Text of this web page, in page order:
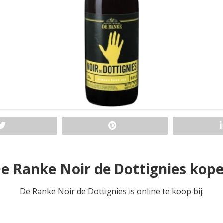
Ranke Noir de Dottignies
De Ranke Noir de Dottignies is online te koop bij: